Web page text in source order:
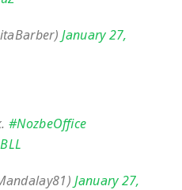
January 27,
#NozbeOffice
January 27,